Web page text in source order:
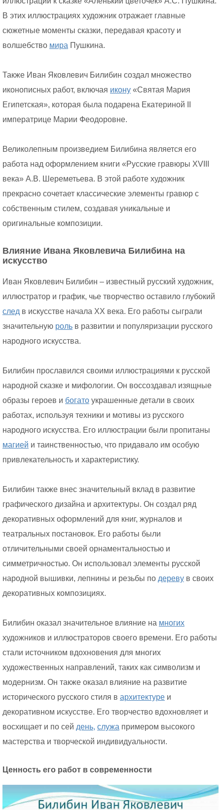
В этих иллюстрациях художник отражает главные
сюжетные моменты сказки, передавая красоту и
волшебство мира Пушкина.
Также Иван Яковлевич Билибин создал множество
иконописных работ, включая икону «Святая Мария
Египетская», которая была подарена Екатериной II
императрице Марии Феодоровне.
Великолепным произведием Билибина является его
работа над оформлением книги «Русские гравюры XVIII
века» А.В. Шереметьева. В этой работе художник
прекрасно сочетает классические элементы гравюр с
собственным стилем, создавая уникальные и
оригинальные композиции.
Влияние Ивана Яковлевича Билибина на
искусство
Иван Яковлевич Билибин – известный русский художник,
иллюстратор и график, чье творчество оставило глубокий
след в искусстве начала XX века. Его работы сыграли
значительную роль в развитии и популяризации русского
народного искусства.
Билибин прославился своими иллюстрациями к русской
народной сказке и мифологии. Он воссоздавал изящные
образы героев и богато украшенные детали в своих
работах, используя техники и мотивы из русского
народного искусства. Его иллюстрации были пропитаны
магией и таинственностью, что придавало им особую
привлекательность и характеристику.
Билибин также внес значительный вклад в развитие
графического дизайна и архитектуры. Он создал ряд
декоративных оформлений для книг, журналов и
театральных постановок. Его работы были
отличительными своей орнаментальностью и
симметричностью. Он использовал элементы русской
народной вышивки, лепнины и резьбы по дереву в своих
декоративных композициях.
Билибин оказал значительное влияние на многих
художников и иллюстраторов своего времени. Его работы
стали источником вдохновения для многих
художественных направлений, таких как символизм и
модернизм. Он также оказал влияние на развитие
исторического русского стиля в архитектуре и
декоративном искусстве. Его творчество вдохновляет и
восхищает и по сей день, служа примером высокого
мастерства и творческой индивидуальности.
Ценность его работ в современности